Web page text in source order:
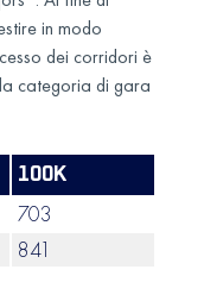
in modo
dei corridori è
categoria di gara
100K
703
841